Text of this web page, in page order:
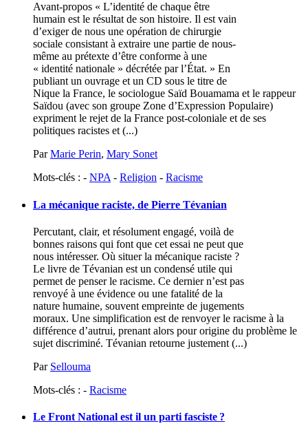
Avant-propos « L’identité de chaque être
humain est le résultat de son histoire. Il est vain
d’exiger de nous une opération de chirurgie
sociale consistant à extraire une partie de nous-
même au prétexte d’être conforme à une
« identité nationale » décrétée par l’État. » En
publiant un ouvrage et un CD sous le titre de
Nique la France, le sociologue Saïd Bouamama et le rappeur
Saïdou (avec son groupe Zone d’Expression Populaire)
expriment le rejet de la France post-coloniale et de ses
politiques racistes et (...)
ParMarie Perin, Mary Sonet
Mots-clés : - NPA- Religion - Racisme
La mécanique raciste, de Pierre Tévanian
Percutant, clair, et résolument engagé, voilà de
bonnes raisons qui font que cet essai ne peut que
nous intéresser. Où situer la mécanique raciste ?
Le livre de Tévanian est un condensé utile qui
permet de penser le racisme. Ce dernier n’est pas
renvoyé à une évidence ou une fatalité de la
nature humaine, souvent empreinte de jugements
moraux. Une simplification est de renvoyer le racisme à la
différence d’autrui, prenant alors pour origine du problème le
sujet discriminé. Tévanian retourne justement (...)
Par Sellouma
Mots-clés : - Racisme
Le Front National est il un parti fasciste ?